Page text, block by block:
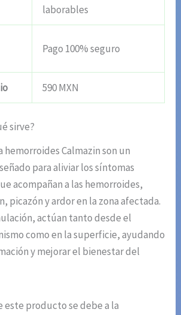
laborables
Pago 100% seguro
590 MXN
sirve?
hemorroides Calmazin son un
para aliviar los síntomas
acompañan a las hemorroides,
picazón y ardor en la zona afectada.
actúan tanto desde el
como en la superficie, ayudando
y mejorar el bienestar del
este producto se debe a la